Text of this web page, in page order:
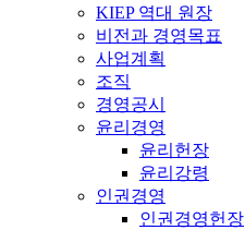
KIEP 역대 원장
비전과 경영목표
사업계획
조직
경영공시
윤리경영
윤리헌장
윤리강령
인권경영
인권경영헌장